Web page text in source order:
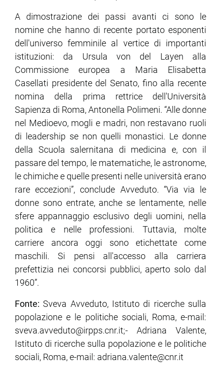
A dimostrazione dei passi avanti ci sono le
nomine che hanno di recente portato esponenti
dell'universo femminile al vertice di importanti
istituzioni: da Ursula von del Layen alla
Commissione europea a Maria Elisabetta
Casellati presidente del Senato, fino alla recente
nomina della prima rettrice dell'Università
Sapienza di Roma, Antonella Polimeni. “Alle donne
nel Medioevo, mogli e madri, non restavano ruoli
di leadership se non quelli monastici. Le donne
della Scuola salernitana di medicina e, con il
passare del tempo, le matematiche, le astronome,
le chimiche e quelle presenti nelle università erano
rare eccezioni”, conclude Avveduto. “Via via le
donne sono entrate, anche se lentamente, nelle
sfere appannaggio esclusivo degli uomini, nella
politica e nelle professioni. Tuttavia, molte
carriere ancora oggi sono etichettate come
maschili. Si pensi all'accesso alla carriera
prefettizia nei concorsi pubblici, aperto solo dal
1960”.
Fonte: Sveva Avveduto, Istituto di ricerche sulla
popolazione e le politiche sociali, Roma, e-mail:
sveva.avveduto@irpps.cnr.it;- Adriana Valente,
Istituto di ricerche sulla popolazione e le politiche
sociali, Roma, e-mail: adriana.valente@cnr.it